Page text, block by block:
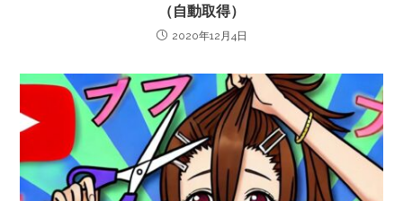
（自動取得）
2020年12月4日